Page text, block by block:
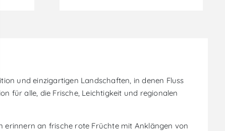
und einzigartigen Landschaften, in denen Fluss
für alle, die Frische, Leichtigkeit und regionalen
erinnern an frische rote Früchte mit Anklängen von